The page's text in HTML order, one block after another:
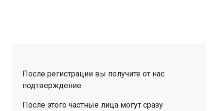
После регистрации вы получите от нас
подтверждение.
После этого частные лица могут сразу